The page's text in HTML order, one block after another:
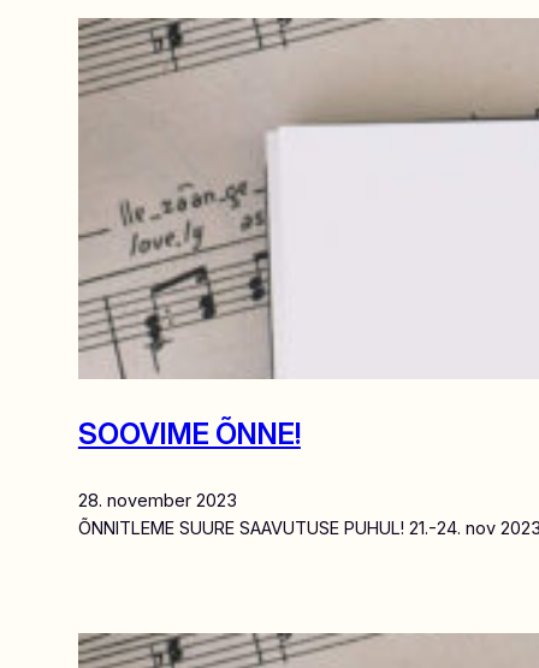
SOOVIME ÕNNE!
28. november 2023
ÕNNITLEME SUURE SAAVUTUSE PUHUL! 21.-24.